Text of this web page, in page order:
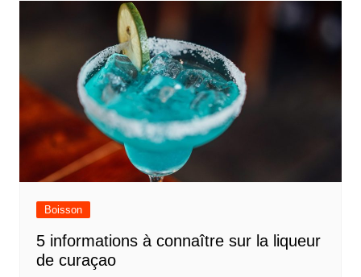
Boisson
5 informations à connaître sur la liqueur
de curaçao